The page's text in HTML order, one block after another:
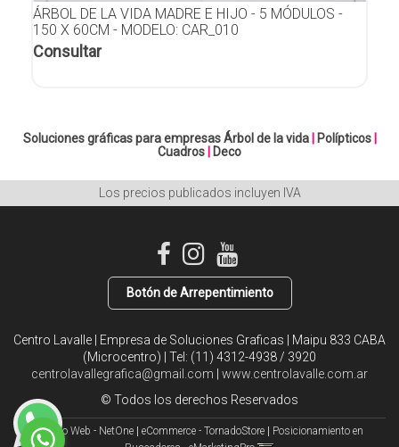
ÁRBOL DE LA VIDA MADRE E HIJO - 5 MÓDULOS -
150 X 60CM - MODELO: CAR_010
Consultar
Soluciones gráficas para empresas Árbol de la vida| Polípticos|
Cuadros
Deco
Los precios publicados incluyen IVA
Botón de Arrepentimiento
Centro Lavalle | Empresa de Soluciones Graficas | Maipu 833 CABA
(Microcentro) | Tel: (11) 4312-4938 / 3920
centrolavallegrafica@gmail.com
www.centrolavalle.com.ar
© Todos los derechos Reservados
Diseño Web - NetOne eCommerce - TornadoStore
Posicionamiento en